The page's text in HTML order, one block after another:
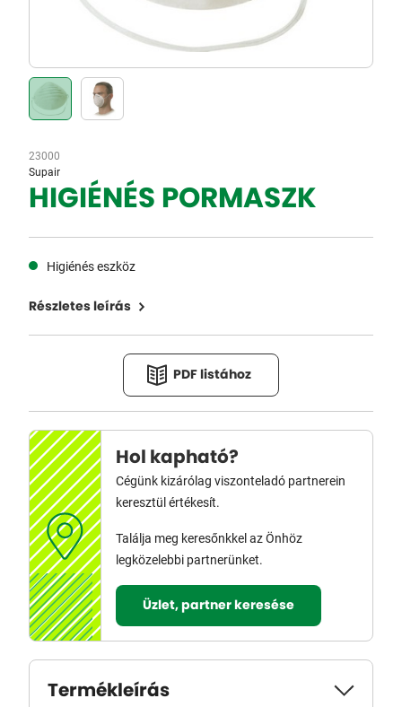
23000
Supair
HIGIÉNÉS PORMASZK
Higiénés eszköz
Részletes leírás
PDF listához
Hol kapható?
Cégünk kizárólag viszonteladó partnerein
keresztül értékesít.
Találja meg keresőnkkel az Önhöz
legközelebbi partnerünket.
Üzlet, partner keresése
Termékleírás